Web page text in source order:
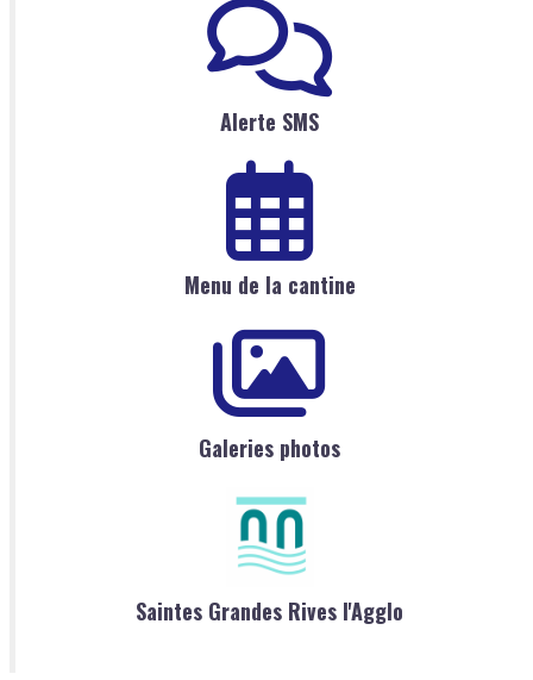
Alerte SMS
Menu de la cantine
Galeries photos
Saintes Grandes Rives l'Agglo